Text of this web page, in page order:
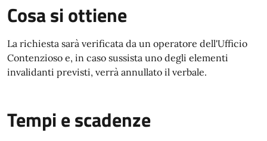
Cosa si ottiene
La richiesta sarà verificata da un operatore dell'Ufficio
Contenzioso e, in caso sussista uno degli elementi
invalidanti previsti, verrà annullato il verbale.
Tempi e scadenze